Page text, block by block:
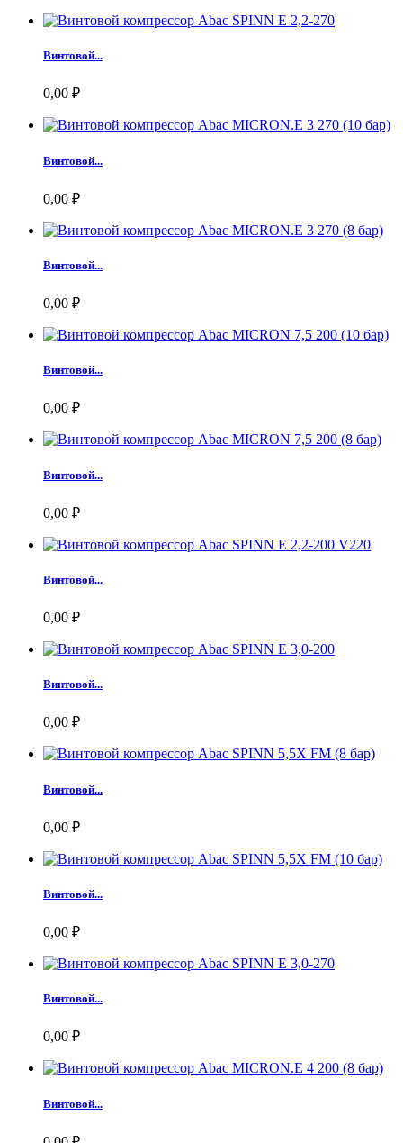
Винтовой...
0,00 ₽
Винтовой...
0,00 ₽
Винтовой...
0,00 ₽
Винтовой...
0,00 ₽
Винтовой...
0,00 ₽
Винтовой...
0,00 ₽
Винтовой...
0,00 ₽
Винтовой...
0,00 ₽
Винтовой...
0,00 ₽
Винтовой...
0,00 ₽
Винтовой...